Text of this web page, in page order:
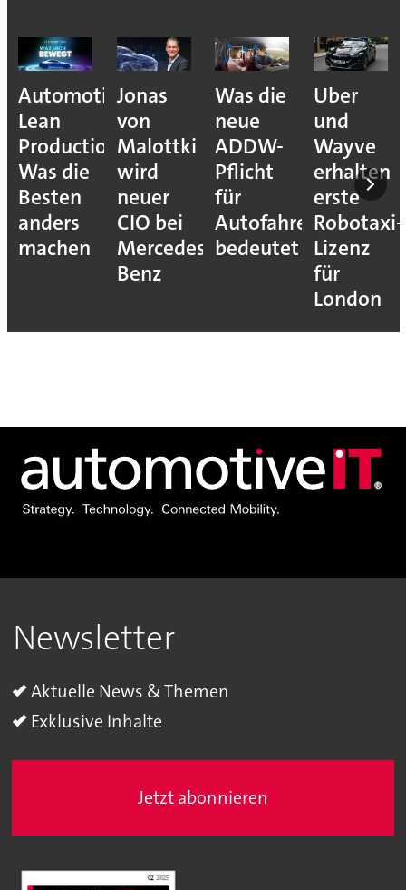
Automotive
Lean
Production:
Was die
Besten
anders
machen
Jonas
von
Malottki
wird
neuer
CIO bei
Mercedes-
Benz
Was die
neue
ADDW-
Pflicht
für
Autofahrer
bedeutet
Uber
und
Wayve
erhalten
erste
Robotaxi-
Lizenz
für
London
Newsletter
Aktuelle News & Themen
Exklusive Inhalte
Jetzt abonnieren